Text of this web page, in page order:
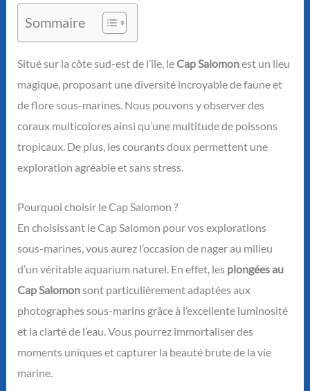
Sommaire
Situé sur la côte sud-est de l’île, leCap Salomonest un lieu
magique, proposant une diversité incroyable de faune et
de flore sous-marines. Nous pouvons y observer des
coraux multicolores ainsi qu’une multitude de poissons
tropicaux. De plus, les courants doux permettent une
exploration agréable et sans stress.
Pourquoi choisir le Cap Salomon ?
En choisissant le Cap Salomon pour vos explorations
sous-marines, vous aurez l’occasion de nager au milieu
d’un véritable aquarium naturel. En effet, les plongées au
Cap Salomonsont particulièrement adaptées aux
photographes sous-marins grâce à l’excellente luminosité
et la clarté de l’eau. Vous pourrez immortaliser des
moments uniques et capturer la beauté brute de la vie
marine.